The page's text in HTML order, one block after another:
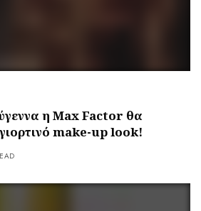
η Max Factor θα
make-up look!